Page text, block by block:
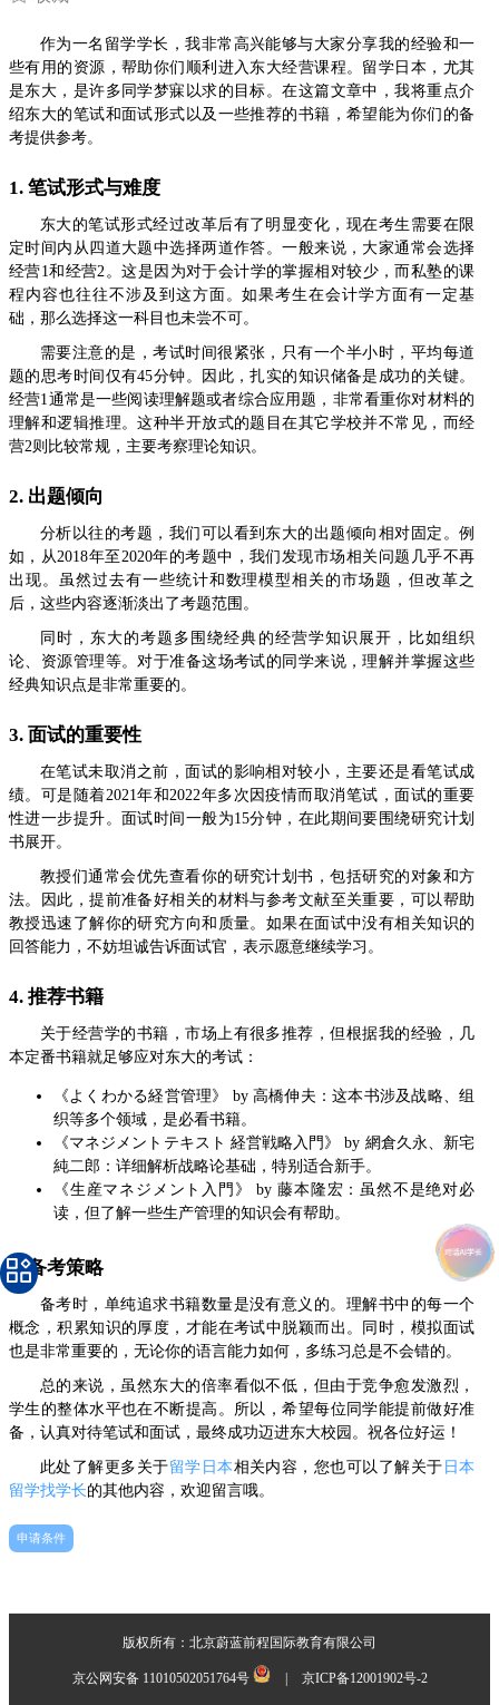
作为一名留学学长，我非常高兴能够与大家分享我的经验和一
些有用的资源，帮助你们顺利进入东大经营课程。留学日本，尤其
是东大，是许多同学梦寐以求的目标。在这篇文章中，我将重点介
绍东大的笔试和面试形式以及一些推荐的书籍，希望能为你们的备
考提供参考。
1. 笔试形式与难度
东大的笔试形式经过改革后有了明显变化，现在考生需要在限
定时间内从四道大题中选择两道作答。一般来说，大家通常会选择
经营1和经营2。这是因为对于会计学的掌握相对较少，而私塾的课
程内容也往往不涉及到这方面。如果考生在会计学方面有一定基
础，那么选择这一科目也未尝不可。
需要注意的是，考试时间很紧张，只有一个半小时，平均每道
题的思考时间仅有45分钟。因此，扎实的知识储备是成功的关键。
经营1通常是一些阅读理解题或者综合应用题，非常看重你对材料的
理解和逻辑推理。这种半开放式的题目在其它学校并不常见，而经
营2则比较常规，主要考察理论知识。
2. 出题倾向
分析以往的考题，我们可以看到东大的出题倾向相对固定。例
如，从2018年至2020年的考题中，我们发现市场相关问题几乎不再
出现。虽然过去有一些统计和数理模型相关的市场题，但改革之
后，这些内容逐渐淡出了考题范围。
同时，东大的考题多围绕经典的经营学知识展开，比如组织
论、资源管理等。对于准备这场考试的同学来说，理解并掌握这些
经典知识点是非常重要的。
3. 面试的重要性
在笔试未取消之前，面试的影响相对较小，主要还是看笔试成
绩。可是随着2021年和2022年多次因疫情而取消笔试，面试的重要
性进一步提升。面试时间一般为15分钟，在此期间要围绕研究计划
书展开。
教授们通常会优先查看你的研究计划书，包括研究的对象和方
法。因此，提前准备好相关的材料与参考文献至关重要，可以帮助
教授迅速了解你的研究方向和质量。如果在面试中没有相关知识的
回答能力，不妨坦诚告诉面试官，表示愿意继续学习。
4. 推荐书籍
关于经营学的书籍，市场上有很多推荐，但根据我的经验，几
本定番书籍就足够应对东大的考试：
《よくわかる経営管理》 by 高橋伸夫：这本书涉及战略、组
织等多个领域，是必看书籍。
《マネジメントテキスト 経営戦略入門》 by 網倉久永、新宅
純二郎：详细解析战略论基础，特别适合新手。
《生産マネジメント入門》 by 藤本隆宏：虽然不是绝对必
读，但了解一些生产管理的知识会有帮助。
5. 备考策略
备考时，单纯追求书籍数量是没有意义的。理解书中的每一个
概念，积累知识的厚度，才能在考试中脱颖而出。同时，模拟面试
也是非常重要的，无论你的语言能力如何，多练习总是不会错的。
总的来说，虽然东大的倍率看似不低，但由于竞争愈发激烈，
学生的整体水平也在不断提高。所以，希望每位同学能提前做好准
备，认真对待笔试和面试，最终成功迈进东大校园。祝各位好运！
此处了解更多关于留学日本相关内容，您也可以了解关于 日本
留学找学长的其他内容，欢迎留言哦。
申请条件
版权所有：北京蔚蓝前程国际教育有限公司
京公网安备 11010502051764号 | 京ICP备12001902号-2